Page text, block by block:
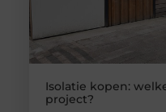
Isolatie kopen:
project?